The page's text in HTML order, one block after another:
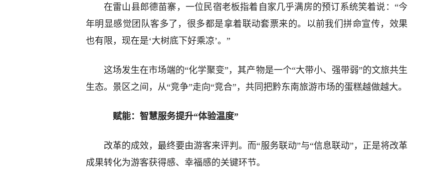
在雷山县郎德苗寨，一位民宿老板指着自家几乎满房的预订系统笑着说：“今
年明显感觉团队客多了，很多都是拿着联动套票来的。以前我们拼命宣传，效果
也有限，现在是‘大树底下好乘凉’。”
这场发生在市场端的“化学聚变”，其产物是一个“大带小、强带弱”的文旅共生
生态。景区之间，从“竞争”走向“竞合”，共同把黔东南旅游市场的蛋糕越做越大。
赋能：智慧服务提升“体验温度”
改革的成效，最终要由游客来评判。而“服务联动”与“信息联动”，正是将改革
成果转化为游客获得感、幸福感的关键环节。